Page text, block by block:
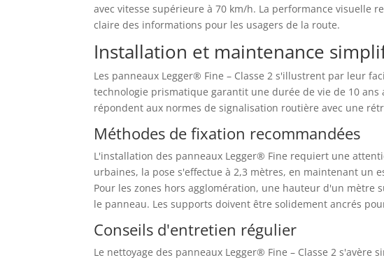
avec vitesse supérieure à 70 km/h. La performance visuelle
claire des informations pour les usagers de la route.
Installation et maintenance
Les panneaux Legger® Fine – Classe 2 s'illustrent par leur
technologie prismatique garantit une durée de vie de 10
répondent aux normes de signalisation routière avec une
Méthodes de fixation recommandées
L'installation des panneaux Legger® Fine requiert une
urbaines, la pose s'effectue à 2,3 mètres, en maintenant un
Pour les zones hors agglomération, une hauteur d'un mètre
le panneau. Les supports doivent être solidement ancrés
Conseils d'entretien régulier
Le nettoyage des panneaux Legger® Fine – Classe 2